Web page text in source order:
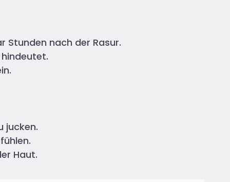
Stunden nach der Rasur.
jucken.
Haut.